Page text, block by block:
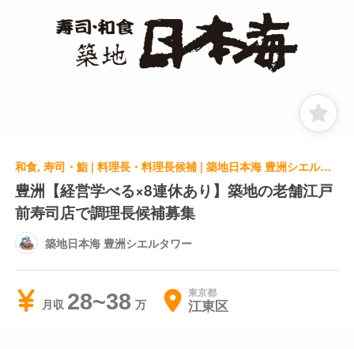
和食, 寿司・鮨 | 料理長・料理長候補 | 築地日本海 豊洲シエルタワー
豊洲【経営学べる×8連休あり】築地の老舗江戸
前寿司店で調理長候補募集
築地日本海 豊洲シエルタワー
月収 28~38 東京都
江東区